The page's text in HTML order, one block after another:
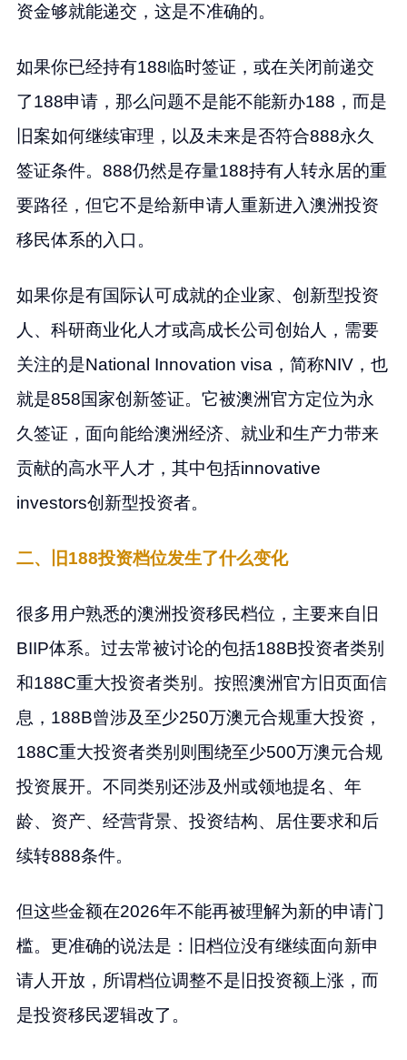
资金够就能递交，这是不准确的。
如果你已经持有188临时签证，或在关闭前递交
了188申请，那么问题不是能不能新办188，而是
旧案如何继续审理，以及未来是否符合888永久
签证条件。888仍然是存量188持有人转永居的重
要路径，但它不是给新申请人重新进入澳洲投资
移民体系的入口。
如果你是有国际认可成就的企业家、创新型投资
人、科研商业化人才或高成长公司创始人，需要
关注的是National Innovation visa，简称NIV，也
就是858国家创新签证。它被澳洲官方定位为永
久签证，面向能给澳洲经济、就业和生产力带来
贡献的高水平人才，其中包括innovative
investors创新型投资者。
二、旧188投资档位发生了什么变化
很多用户熟悉的澳洲投资移民档位，主要来自旧
BIIP体系。过去常被讨论的包括188B投资者类别
和188C重大投资者类别。按照澳洲官方旧页面信
息，188B曾涉及至少250万澳元合规重大投资，
188C重大投资者类别则围绕至少500万澳元合规
投资展开。不同类别还涉及州或领地提名、年
龄、资产、经营背景、投资结构、居住要求和后
续转888条件。
但这些金额在2026年不能再被理解为新的申请门
槛。更准确的说法是：旧档位没有继续面向新申
请人开放，所谓档位调整不是旧投资额上涨，而
是投资移民逻辑改了。